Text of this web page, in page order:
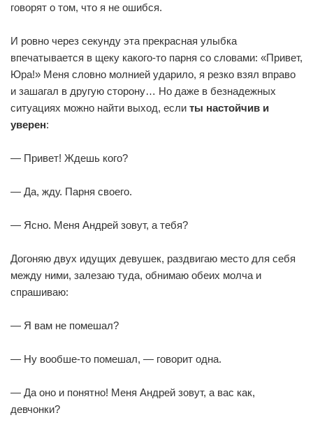
говорят о том, что я не ошибся.
И ровно через секунду эта прекрасная улыбка
впечатывается в щеку какого-то парня со словами: «Привет,
Юра!» Меня словно молнией ударило, я резко взял вправо
и зашагал в другую сторону… Но даже в безнадежных
ситуациях можно найти выход, если ты настойчив и
уверен:
— Привет! Ждешь кого?
— Да, жду. Парня своего.
— Ясно. Меня Андрей зовут, а тебя?
Догоняю двух идущих девушек, раздвигаю место для себя
между ними, залезаю туда, обнимаю обеих молча и
спрашиваю:
— Я вам не помешал?
— Ну вообше-то помешал, — говорит одна.
— Да оно и понятно! Меня Андрей зовут, а вас как,
девчонки?